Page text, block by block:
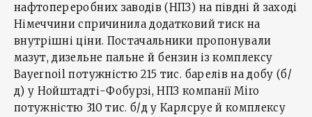
нафтопереробних заводів (НПЗ) на півдні й заході
Німеччини спричинила додатковий тиск на
внутрішні ціни. Постачальники пропонували
мазут, дизельне пальне й бензин із комплексу
Bayernoil потужністю 215 тис. барелів на добу (б/
д) у Нойштадті-Фобурзі, НПЗ компанії Miro
потужністю 310 тис. б/д у Карлсруе й комплексу